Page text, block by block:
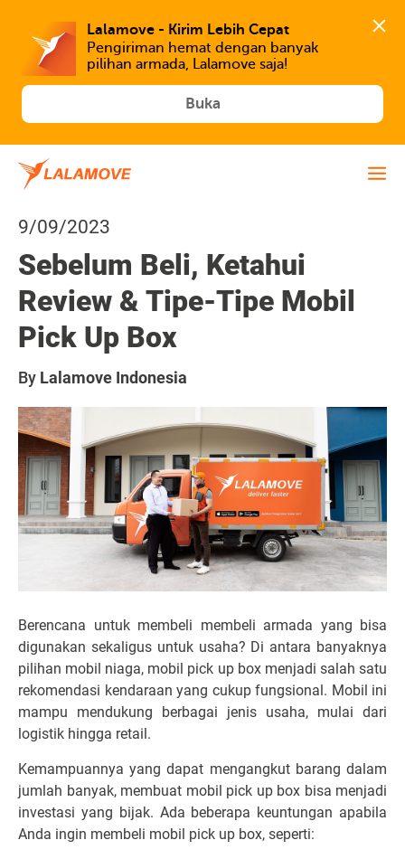
Lalamove - Kirim Lebih Cepat
Pengiriman hemat dengan banyak
Buka
9/09/2023
Sebelum Beli, Ketahui
Review & Tipe-Tipe Mobil
Pick Up Box
By Lalamove Indonesia
Berencana untuk membeli membeli armada yang bisa
digunakan sekaligus untuk usaha? Di antara banyaknya
pilihan mobil niaga, mobil pick up box menjadi salah satu
rekomendasi kendaraan yang cukup fungsional. Mobil ini
mampu mendukung berbagai jenis usaha, mulai dari
logistik hingga retail.
Kemampuannya yang dapat mengangkut barang dalam
jumlah banyak, membuat mobil pick up box bisa menjadi
investasi yang bijak. Ada beberapa keuntungan apabila
Anda ingin membeli mobil pick up box, seperti: